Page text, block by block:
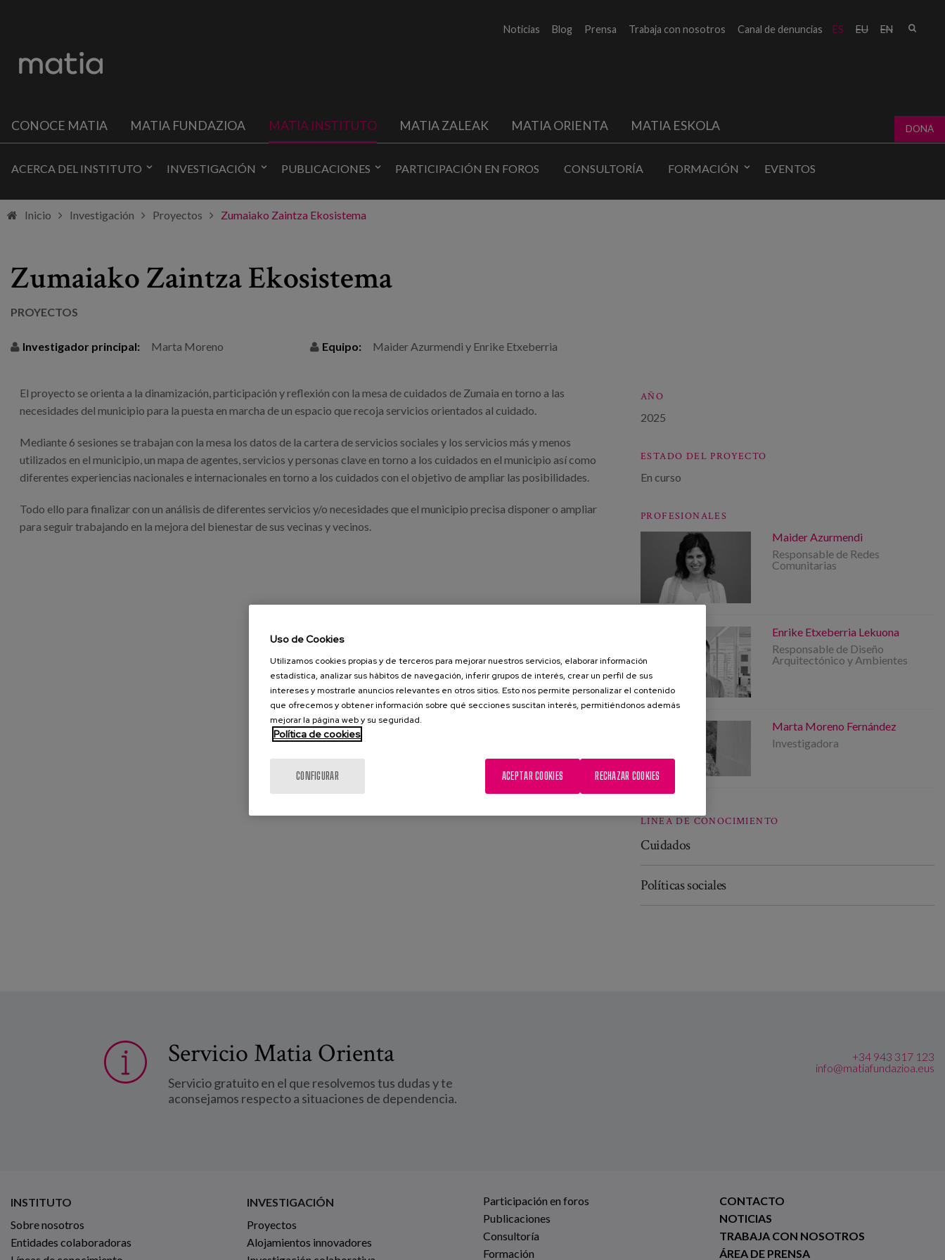
ES EU EN
Noticias Blog Prensa Trabaja con nosotros Canal de denuncias
CONOCE MATIA MATIA FUNDAZIOA MATIA INSTITUTO MATIA ZALEAK MATIA ORIENTA MATIA ESKOLA DONA
ACERCA DEL INSTITUTO INVESTIGACIÓN PUBLICACIONES PARTICIPACIÓN EN FOROS CONSULTORÍA FORMACIÓN EVENTOS
Inicio Investigación Proyectos Zumaiako Zaintza Ekosistema
Zumaiako Zaintza Ekosistema
PROYECTOS
Investigador principal: Marta Moreno Equipo: Maider Azurmendi y Enrike Etxeberria
El proyecto se orienta a la dinamización, participación y reflexión con la mesa de cuidados de Zumaia en torno a las
necesidades del municipio para la puesta en marcha de un espacio que recoja servicios orientados al cuidado.
Mediante 6 sesiones se trabajan con la mesa los datos de la cartera de servicios sociales y los servicios más y menos
utilizados en el municipio, un mapa de agentes, servicios y personas clave en torno a los cuidados en el municipio así como
diferentes experiencias nacionales e internacionales en torno a los cuidados con el objetivo de ampliar las posibilidades.
Todo ello para finalizar con un análisis de diferentes servicios y/o necesidades que el municipio precisa disponer o ampliar
para seguir trabajando en la mejora del bienestar de sus vecinas y vecinos.
AÑO
2025
ESTADO DEL PROYECTO
En curso
PROFESIONALES
Maider Azurmendi
Responsable de Redes
Comunitarias
Enrike Etxeberria Lekuona
Responsable de Diseño
Arquitectónico y Ambientes
Marta Moreno Fernández
Investigadora
LINEA DE CONOCIMIENTO
Cuidados
Políticas sociales
Servicio Matia Orienta
Servicio gratuito en el que resolvemos tus dudas y te
aconsejamos respecto a situaciones de dependencia.
+34 943 317 123
info@matiafundazioa.eus
INSTITUTO
Sobre nosotros
Entidades colaboradoras
INVESTIGACIÓN
Proyectos
Alojamientos innovadores
Participación en foros
Publicaciones
Consultoría
Formación
CONTACTO
NOTICIAS
TRABAJA CON NOSOTROS
ÁREA DE PRENSA
Uso de Cookies
Utilizamos cookies propias y de terceros para mejorar nuestros servicios, elaborar información
estadística, analizar sus hábitos de navegación, inferir grupos de interés, crear un perfil de sus
intereses y mostrarle anuncios relevantes en otros sitios. Esto nos permite personalizar el contenido
que ofrecemos y obtener información sobre qué secciones suscitan interés, permitiéndonos además
mejorar la página web y su seguridad.
Política de cookies
CONFIGURAR RECHAZAR COOKIES
ACEPTAR COOKIES